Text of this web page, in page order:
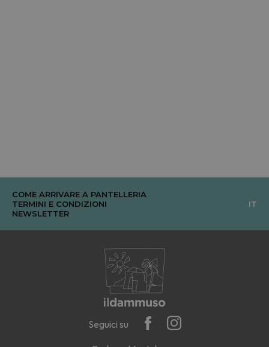
COME ARRIVARE A PANTELLERIA
TERMINI E CONDIZIONI
NEWSLETTER
IT
Seguici su